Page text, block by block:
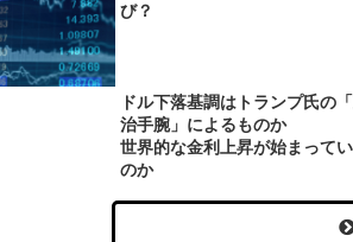
び？
ドル下落基調はトランプ氏の
治手腕」によるものか
世界的な金利上昇が始まって
のか